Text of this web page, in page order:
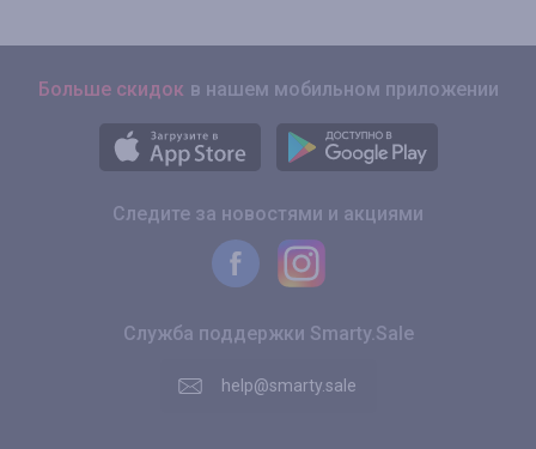
Больше скидок в нашем мобильном приложении
Следите за новостями и акциями
Служба поддержки Smarty.Sale
help@smarty.sale